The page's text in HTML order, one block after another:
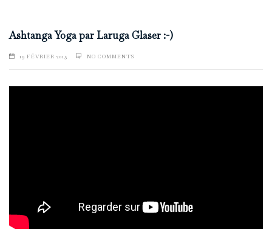
Ashtanga Yoga par Laruga Glaser :-)
19 FÉVRIER 2015 NO COMMENTS